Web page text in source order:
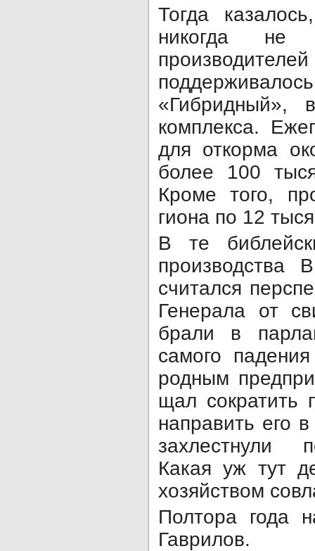
Тогда
никогда не
«Гибридный»,
комплекса.
для откорма
более 100
Кроме того,
гиона по 12
В те
производства
считался
Генерала от
брали в
самого
родным
щал сократить
направить его
захлестнули
Какая уж тут
хозяйством
Полтора года
Гаврилов.